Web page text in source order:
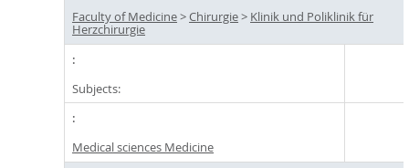
Faculty of Medicine>Chirurgie> Klinik und Poliklinik für
Herzchirurgie
Subjects:
Medical sciences Medicine